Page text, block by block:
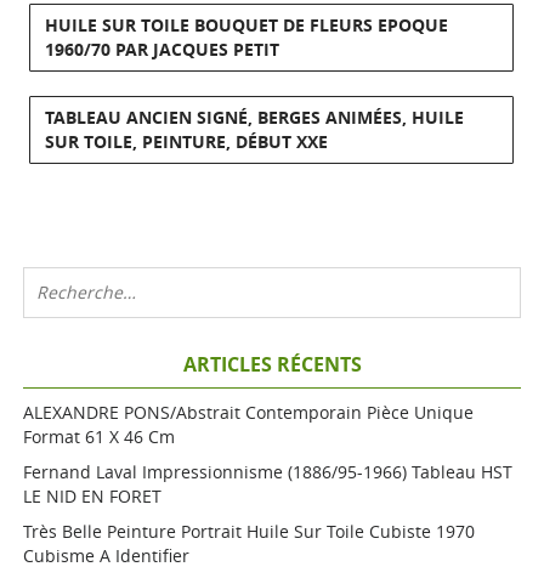
HUILE SUR TOILE BOUQUET DE FLEURS EPOQUE
1960/70 PAR JACQUES PETIT
TABLEAU ANCIEN SIGNÉ, BERGES ANIMÉES, HUILE
SUR TOILE, PEINTURE, DÉBUT XXE
ARTICLES RÉCENTS
ALEXANDRE PONS/Abstrait Contemporain Pièce Unique
Format 61 X 46 Cm
Fernand Laval Impressionnisme (1886/95-1966) Tableau HST
LE NID EN FORET
Très Belle Peinture Portrait Huile Sur Toile Cubiste 1970
Cubisme A Identifier